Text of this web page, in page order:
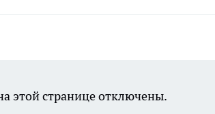
этой странице отключены.